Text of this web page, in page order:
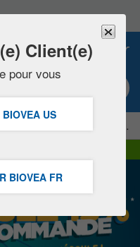
| TVA incluse
Client(e)
pour vous
US
BIOVEA FR